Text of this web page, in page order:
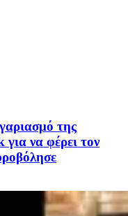
της
να φέρει τον